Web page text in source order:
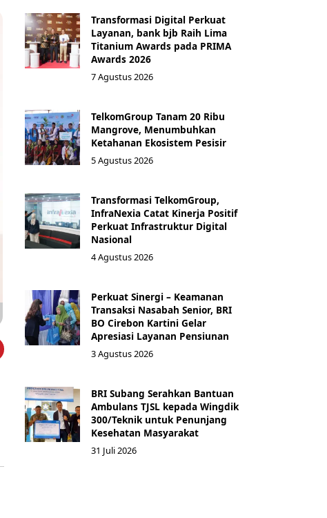
Transformasi Digital Perkuat
Layanan, bank bjb Raih Lima
Titanium Awards pada PRIMA
Awards 2026
7 Agustus 2026
TelkomGroup Tanam 20 Ribu
Mangrove, Menumbuhkan
Ketahanan Ekosistem Pesisir
5 Agustus 2026
Transformasi TelkomGroup,
InfraNexia Catat Kinerja Positif
Perkuat Infrastruktur Digital
Nasional
4 Agustus 2026
Perkuat Sinergi – Keamanan
Transaksi Nasabah Senior, BRI
BO Cirebon Kartini Gelar
Apresiasi Layanan Pensiunan
3 Agustus 2026
BRI Subang Serahkan Bantuan
Ambulans TJSL kepada Wingdik
300/Teknik untuk Penunjang
Kesehatan Masyarakat ​
31 Juli 2026